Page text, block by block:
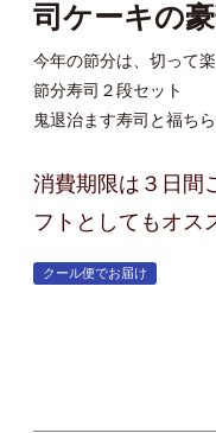
司ケーキの
今年の節分は、切って楽
節分寿司２段セット
鬼退治ます寿司と福ち
消費期限は３日間
フトとしてもオス
クール便でお届け